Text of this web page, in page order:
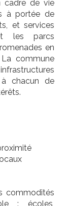
cadre de vie
à portée de
et services
les parcs
en
commune
chacun de
commodités
: écoles,